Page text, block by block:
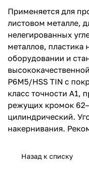
Применяется для
листовом металле,
нелегированных
металлов, пластика
оборудовании и
Р6М5/HSS TIN с
класс точности A1,
режущих кромок
цилиндрический.
накернивания.
Назад к списку